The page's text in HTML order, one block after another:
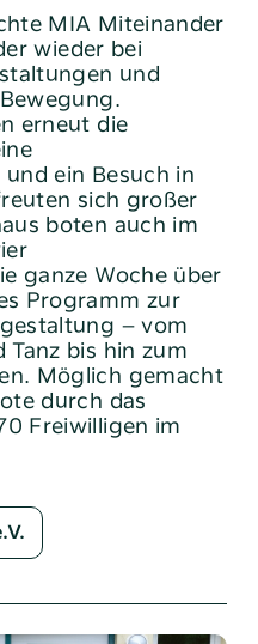
0
2023
MIA Miteinander
wieder bei
und
erneut die
ein Besuch in
sich großer
boten auch im
ganze Woche über
Programm zur
– vom
bis hin zum
Möglich gemacht
durch das
­Freiwilligen im